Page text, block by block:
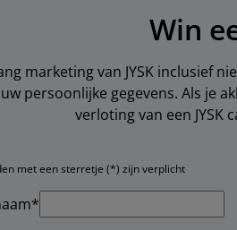
Win
marketing van JYSK inclusief
persoonlijke gegevens. Als je
verloting van een JYSK
met een sterretje (*) zijn verplicht